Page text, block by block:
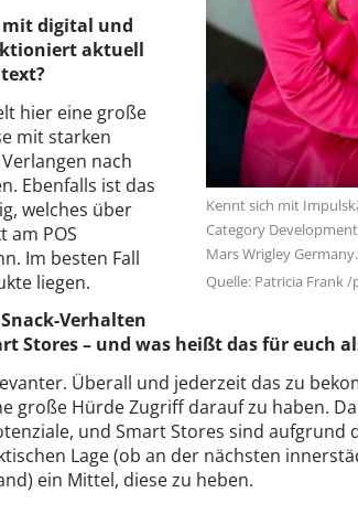
Kennt sich mit
Category
Mars Wrigley Germany.
Quelle: Patricia Frank
mit digital und
aktuell
hier eine große
mit starken
nach
Ebenfalls ist das
welches über
am POS
Im besten Fall
liegen.
Verhalten
Stores – und was heißt das für euch
Überall und jederzeit das zu
große Hürde Zugriff darauf zu haben.
und Smart Stores sind aufgrund
Lage (ob an der nächsten
ein Mittel, diese zu heben.